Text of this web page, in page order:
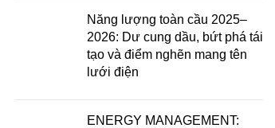
Năng lượng toàn cầu 2025–
2026: Dư cung dầu, bứt phá tái
tạo và điểm nghẽn mang tên
lưới điện
ENERGY MANAGEMENT: